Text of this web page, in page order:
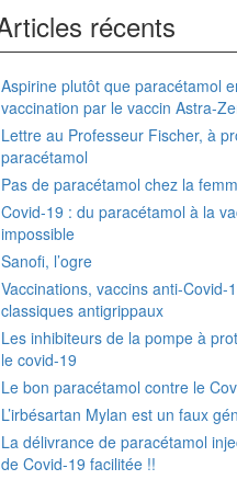
récents
Aspirine plutôt que paracétamol
vaccination par le vaccin Astra-
Lettre au Professeur Fischer, à
paracétamol
Pas de paracétamol chez la
Covid-19 : du paracétamol à la
impossible
Sanofi, l’ogre
Vaccinations, vaccins anti-Covid-
classiques antigrippaux
Les inhibiteurs de la pompe à
le covid-19
Le bon paracétamol contre le
L’irbésartan Mylan est un faux
La délivrance de paracétamol
de Covid-19 facilitée !!